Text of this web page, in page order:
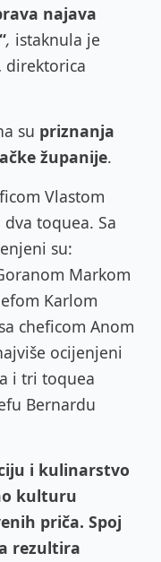
najava
, istaknula je
direktorica
su priznanja
županije.
Vlastom
toquea. Sa
su:
Markom
Karlom
cheficom Anom
ocijenjeni
i tri toquea
Bernardu
i kulinarstvo
kulturu
priča. Spoj
rezultira